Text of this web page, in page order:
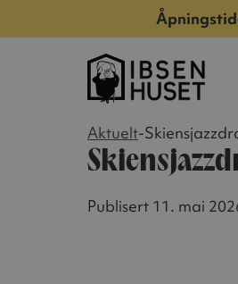
Aktuelt-
Publisert 11. mai